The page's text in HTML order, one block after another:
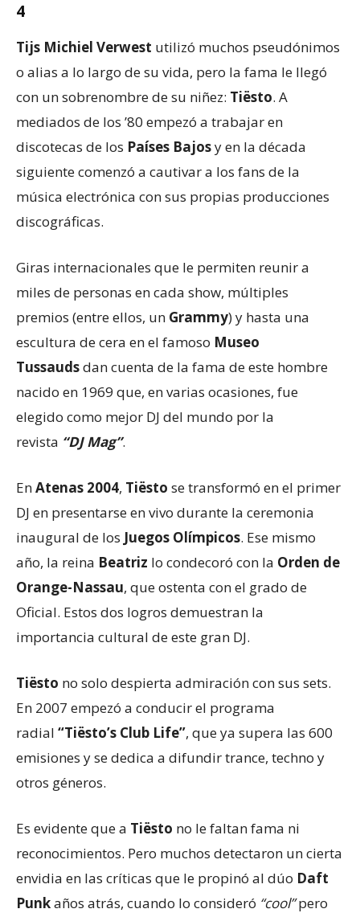
4
Tijs Michiel Verwest utilizó muchos pseudónimos
o alias a lo largo de su vida, pero la fama le llegó
con un sobrenombre de su niñez: Tiësto. A
mediados de los ’80 empezó a trabajar en
discotecas de los Países Bajosy en la década
siguiente comenzó a cautivar a los fans de la
música electrónica con sus propias producciones
discográficas.
Giras internacionales que le permiten reunir a
miles de personas en cada show, múltiples
premios (entre ellos, un Grammy) y hasta una
escultura de cera en el famoso Museo
Tussaudsdan cuenta de la fama de este hombre
nacido en 1969 que, en varias ocasiones, fue
elegido como mejor DJ del mundo por la
revista “DJ Mag”.
EnAtenas 2004, Tiësto se transformó en el primer
DJ en presentarse en vivo durante la ceremonia
inaugural de los Juegos Olímpicos. Ese mismo
año, la reina Beatriz lo condecoró con la Orden de
Orange-Nassau, que ostenta con el grado de
Oficial. Estos dos logros demuestran la
importancia cultural de este gran DJ.
Tiësto no solo despierta admiración con sus sets.
En 2007 empezó a conducir el programa
radial “Tiësto’s Club Life”, que ya supera las 600
emisiones y se dedica a difundir trance, techno y
otros géneros.
Es evidente que a Tiësto no le faltan fama ni
reconocimientos. Pero muchos detectaron un cierta
envidia en las críticas que le propinó al dúo Daft
Punkaños atrás, cuando lo consideró “cool”pero